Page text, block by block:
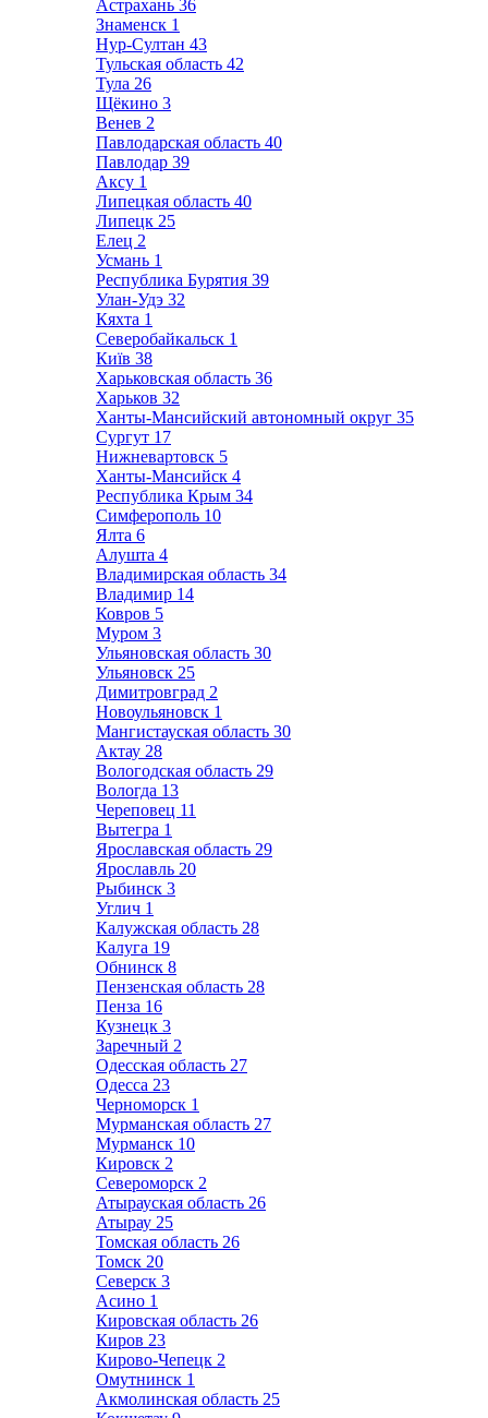
Астрахань 36
Знаменск 1
Нур-Султан 43
Тульская область 42
Тула 26
Щёкино 3
Венев 2
Павлодарская область 40
Павлодар 39
Аксу 1
Липецкая область 40
Липецк 25
Елец 2
Усмань 1
Республика Бурятия 39
Улан-Удэ 32
Кяхта 1
Северобайкальск 1
Київ 38
Харьковская область 36
Харьков 32
Ханты-Мансийский автономный округ 35
Сургут 17
Нижневартовск 5
Ханты-Мансийск 4
Республика Крым 34
Симферополь 10
Ялта 6
Алушта 4
Владимирская область 34
Владимир 14
Ковров 5
Муром 3
Ульяновская область 30
Ульяновск 25
Димитровград 2
Новоульяновск 1
Мангистауская область 30
Актау 28
Вологодская область 29
Вологда 13
Череповец 11
Вытегра 1
Ярославская область 29
Ярославль 20
Рыбинск 3
Углич 1
Калужская область 28
Калуга 19
Обнинск 8
Пензенская область 28
Пенза 16
Кузнецк 3
Заречный 2
Одесская область 27
Одесса 23
Черноморск 1
Мурманская область 27
Мурманск 10
Кировск 2
Североморск 2
Атырауская область 26
Атырау 25
Томская область 26
Томск 20
Северск 3
Асино 1
Кировская область 26
Киров 23
Кирово-Чепецк 2
Омутнинск 1
Акмолинская область 25